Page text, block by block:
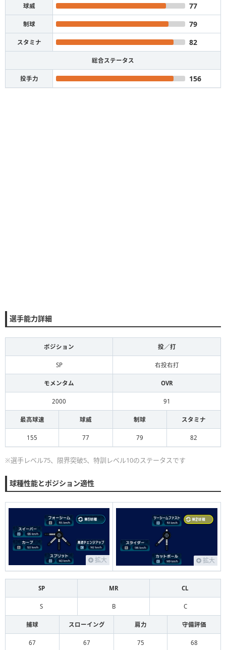
球威 77
制球 79
スタミナ 82
総合ステータス
投手力 156
選手能力詳細
ポジション 投／打
SP 右投右打
モメンタム OVR
2000 91
最高球速 球威 制球 スタミナ
155 77 79 82
※選手レベル75、限界突破5、特訓レベル10のステータスです
球種性能とポジション適性
拡大 拡大
SP MR CL
S B C
捕球 スローイング 肩力 守備評価
67 67 75 68